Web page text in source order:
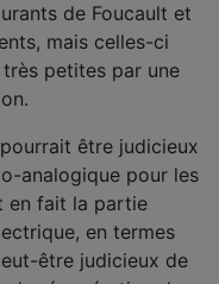
de Foucault et
mais celles-ci
petites par une
être judicieux
analogique pour les
en fait la partie
en termes
être judicieux de